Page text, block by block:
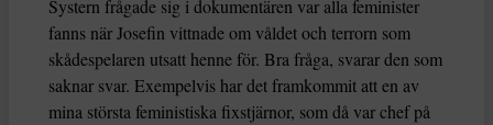
Systern frågade sig i dokumentären var alla feminister
fanns när Josefin vittnade om våldet och terrorn som
skådespelaren utsatt henne för. Bra fråga, svarar den som
saknar svar. Exempelvis har det framkommit att en av
mina största feministiska fixstjärnor, som då var chef på